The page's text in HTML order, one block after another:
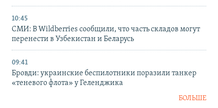
10:45
СМИ: В Wildberries сообщили, что часть складов могут
перенести в Узбекистан и Беларусь
09:41
Бровди: украинские беспилотники поразили танкер
«теневого флота» у Геленджика
БОЛЬШЕ